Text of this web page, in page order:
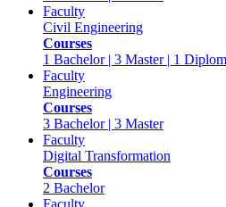
Faculty
Civil Engineering
Courses
1 Bachelor | 3 Master | 1 Diplom
Faculty
Engineering
Courses
3 Bachelor | 3 Master
Faculty
Digital Transformation
Courses
2 Bachelor
Faculty